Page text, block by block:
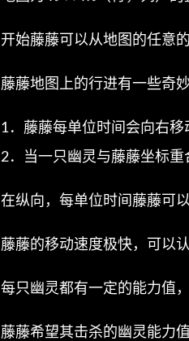
m
开始藤藤可以从地图的任意
藤藤地图上的行进有一些奇妙
1．藤藤每单位时间会向右移
2．当一只幽灵与藤藤坐标重
在纵向，每单位时间藤藤可
藤藤的移动速度极快，可以
每只幽灵都有一定的能力值
藤藤希望其击杀的幽灵能力